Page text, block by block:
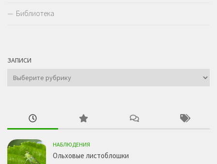
Библиотека
ЗАПИСИ
Записи
НАБЛЮДЕНИЯ
Ольховые листоблошки